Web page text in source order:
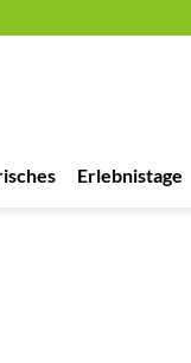
Erlebnistage